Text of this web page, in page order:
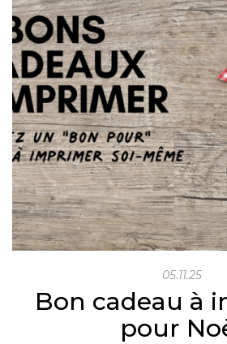
05.11.25
Bon cadeau à
pour